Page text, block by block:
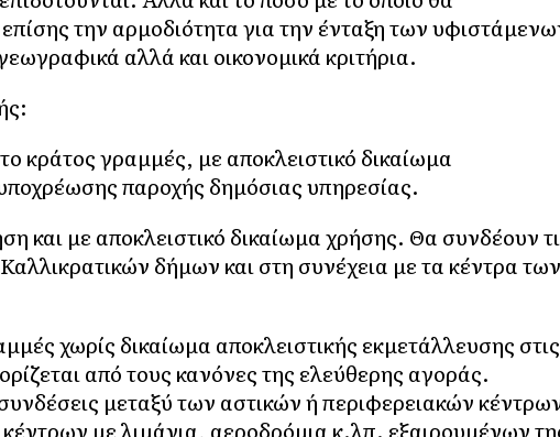
την αρμοδιότητα για την ένταξη των
αλλά και οικονομικά κριτήρια.
κράτος γραμμές, με αποκλειστικό δικαίωμα
παροχής δημόσιας υπηρεσίας.
και με αποκλειστικό δικαίωμα χρήσης. Θα συνδέουν
δήμων και στη συνέχεια με τα κέντρα των
χωρίς δικαίωμα αποκλειστικής εκμετάλλευσης στις
από τους κανόνες της ελεύθερης αγοράς.
μεταξύ των αστικών ή περιφερειακών
με λιμάνια, αεροδρόμια κ.λπ. εξαιρουμένων